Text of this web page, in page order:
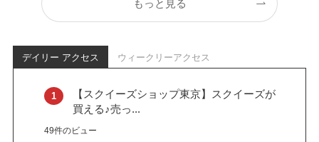
もっと見る
デイリー アクセス ウィークリーアクセス
【スクイーズショップ東京】スクイーズが
買える♪売っ...
49件のビュー